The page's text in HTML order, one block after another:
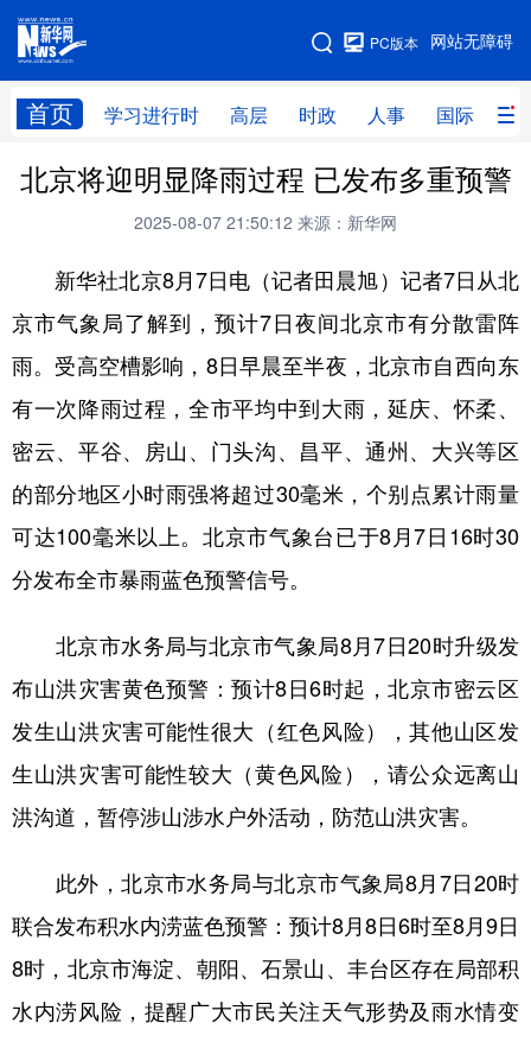
网站无障碍
PC版本
首页 学习进行时 高层 时政 人事 国际 财
网站地图
学习进行时 高层 时政 人事
财经 网评
台湾 思客智库 全球连线 教育
科技 科创 量子 体育
文化 书画 健康 军事
食品 人居 信息化 数字经济
学术中国 乡村振兴
彩票 娱乐 时尚 悦读
公益 一带一路 亚太网 上市公司
文化产业
北京 天津 河北 山西
辽宁 吉林 上海 江苏
浙江 安徽 福建 江西
北京将迎明显降雨过程 已发布多重预警
2025-08-07 21:50:12 来源：新华网
新华社北京8月7日电（记者田晨旭）记者7日从北
京市气象局了解到，预计7日夜间北京市有分散雷阵
雨。受高空槽影响，8日早晨至半夜，北京市自西向东
有一次降雨过程，全市平均中到大雨，延庆、怀柔、
密云、平谷、房山、门头沟、昌平、通州、大兴等区
的部分地区小时雨强将超过30毫米，个别点累计雨量
可达100毫米以上。北京市气象台已于8月7日16时30
分发布全市暴雨蓝色预警信号。
北京市水务局与北京市气象局8月7日20时升级发
布山洪灾害黄色预警：预计8日6时起，北京市密云区
发生山洪灾害可能性很大（红色风险），其他山区发
生山洪灾害可能性较大（黄色风险），请公众远离山
洪沟道，暂停涉山涉水户外活动，防范山洪灾害。
此外，北京市水务局与北京市气象局8月7日20时
联合发布积水内涝蓝色预警：预计8月8日6时至8月9日
8时，北京市海淀、朝阳、石景山、丰台区存在局部积
水内涝风险，提醒广大市民关注天气形势及雨水情变